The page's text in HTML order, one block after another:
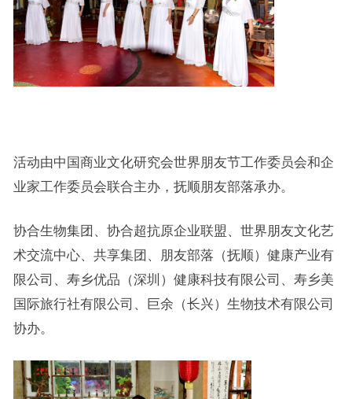
活动由中国商业文化研究会世界朋友节工作委员会和企
业家工作委员会联合主办，抚顺朋友部落承办。
协合生物集团、协合超抗原企业联盟、世界朋友文化艺
术交流中心、共享集团、朋友部落（抚顺）健康产业有
限公司、寿乡优品（深圳）健康科技有限公司、寿乡美
国际旅行社有限公司、巨余（长兴）生物技术有限公司
协办。